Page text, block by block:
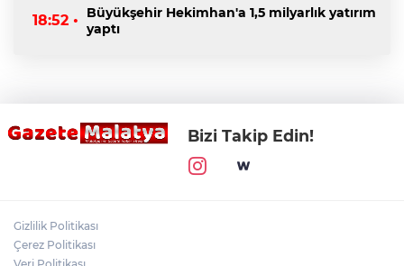
18:52 •
Büyükşehir Hekimhan'a 1,5 milyarlık yatırım
yaptı
Bizi Takip Edin!
Gizlilik Politikası
Çerez Politikası